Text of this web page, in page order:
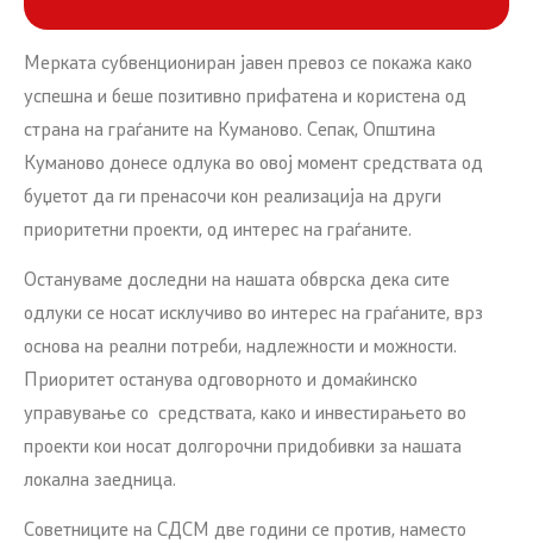
Мерката субвенциониран јавен превоз се покажа како
успешна и беше позитивно прифатена и користена од
страна на граѓаните на Куманово. Сепак, Општина
Куманово донесе одлука во овој момент средствата од
буџетот да ги пренасочи кон реализација на други
приоритетни проекти, од интерес на граѓаните.
Остануваме доследни на нашата обврска дека сите
одлуки се носат исклучиво во интерес на граѓаните, врз
основа на реални потреби, надлежности и можности.
Приоритет останува одговорното и домаќинско
управување со средствата, како и инвестирањето во
проекти кои носат долгорочни придобивки за нашата
локална заедница.
Советниците на СДСМ две години се против, наместо